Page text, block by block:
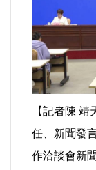
寵物/動保
婦女/孩童【記者陳
任、新聞發
作洽談會新